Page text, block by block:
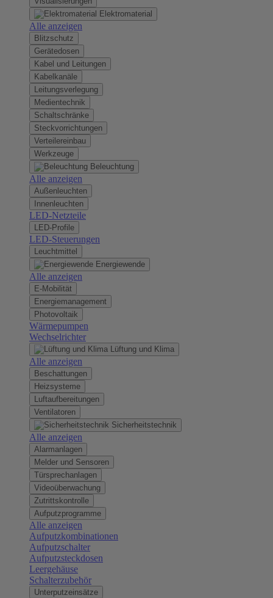
Elektromaterial
Alle anzeigen
Blitzschutz
Gerätedosen
Kabel und Leitungen
Kabelkanäle
Leitungsverlegung
Medientechnik
Schaltschränke
Steckvorrichtungen
Verteilereinbau
Werkzeuge
Beleuchtung
Alle anzeigen
Außenleuchten
Innenleuchten
LED-Netzteile
LED-Profile
LED-Steuerungen
Leuchtmittel
Energiewende
Alle anzeigen
E-Mobilität
Energiemanagement
Photovoltaik
Wärmepumpen
Wechselrichter
Lüftung und Klima
Alle anzeigen
Beschattungen
Heizsysteme
Luftaufbereitungen
Ventilatoren
Sicherheitstechnik
Alle anzeigen
Alarmanlagen
Melder und Sensoren
Türsprechanlagen
Videoüberwachung
Zutrittskontrolle
Aufputzprogramme
Alle anzeigen
Aufputzkombinationen
Aufputzschalter
Aufputzsteckdosen
Leergehäuse
Schalterzubehör
Unterputzeinsätze